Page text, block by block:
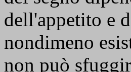
dell'appetito e
nondimeno
non può